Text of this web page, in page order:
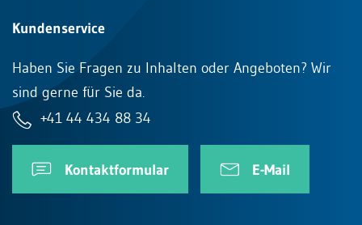
Kundenservice
Haben Sie Fragen zu Inhalten oder Angeboten? Wir
sind gerne für Sie da.
+41 44 434 88 34
Kontaktformular E-Mail